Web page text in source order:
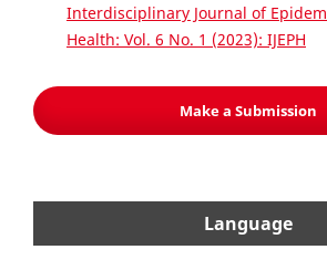
Interdisciplinary Journal of
Health: Vol. 6 No. 1 (2023): IJEPH
Make a Submission
Language